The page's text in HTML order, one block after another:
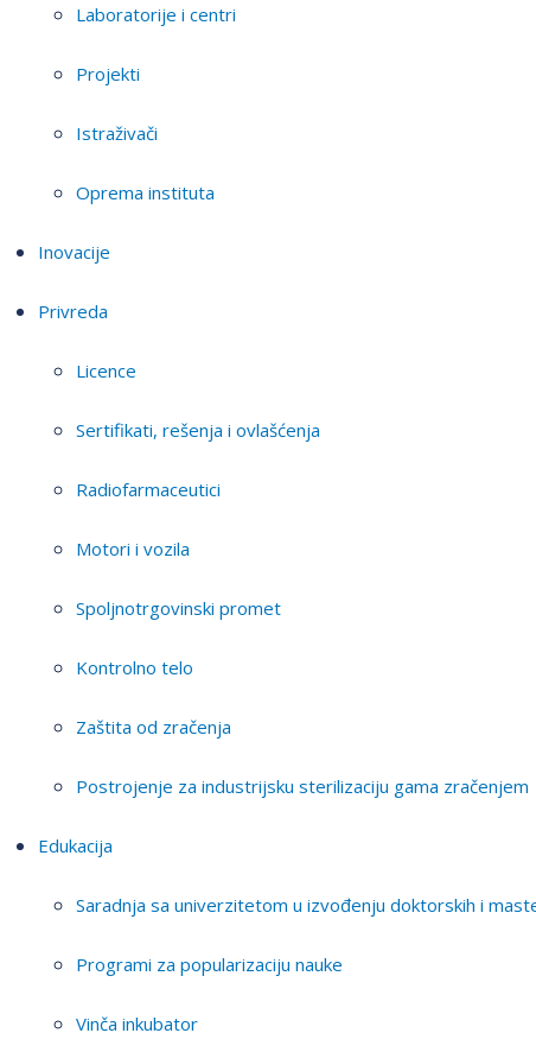
Laboratorije i centri
Projekti
Istraživači
Oprema instituta
Inovacije
Privreda
Licence
Sertifikati, rešenja i ovlašćenja
Radiofarmaceutici
Motori i vozila
Spoljnotrgovinski promet
Kontrolno telo
Zaštita od zračenja
Postrojenje za industrijsku sterilizaciju gama zračenjem
Edukacija
Saradnja sa univerzitetom u izvođenju doktorskih i
Programi za popularizaciju nauke
Vinča inkubator